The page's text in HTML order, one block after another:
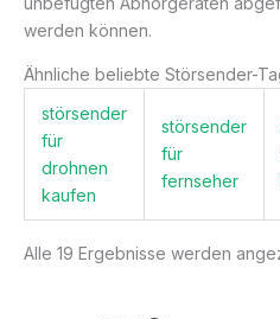
werden können.
Ähnliche beliebte Störsender-
störsender
für
drohnen
kaufen
störsender
für
fernseher
Alle 19 Ergebnisse werden